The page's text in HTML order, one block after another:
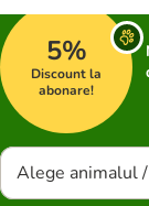
5%
Discount la
abonare!
Alege animalul